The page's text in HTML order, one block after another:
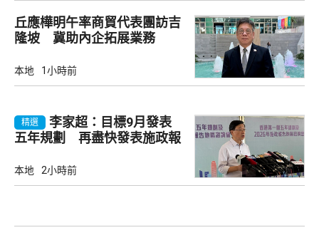
丘應樺明午率商貿代表團訪吉
隆坡 冀助內企拓展業務
本地 1小時前
精選
李家超：目標9月發表
五年規劃 再盡快發表施政報
本地 2小時前